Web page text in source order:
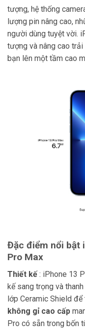
tượng, hệ thống
lượng pin nâng cao,
người dùng tuyệt vời.
tượng và nâng cao
bạn lên một tầm cao
Đặc điểm nổi bật
Pro Max
Thiết kế: iPhone 13
kế sang trọng và
lớp Ceramic Shield
không gỉ cao cấp
Pro có sẵn trong bốn